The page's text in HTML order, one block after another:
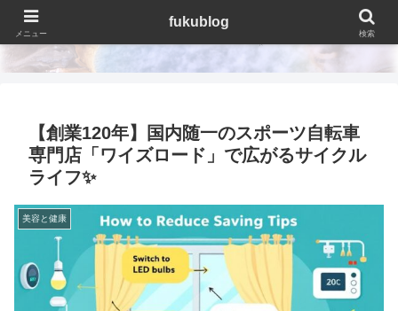
fukublog
【創業120年】国内随一のスポーツ自転車
専門店「ワイズロード」で広がるサイクル
ライフ✨
美容と健康
メニュー
fukublog
検索